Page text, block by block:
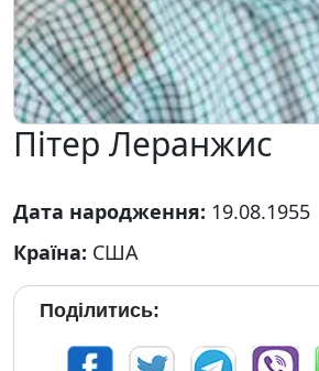
Пітер Леранжис
Дата народження: 19.08.1955
Країна: США
Поділитись: